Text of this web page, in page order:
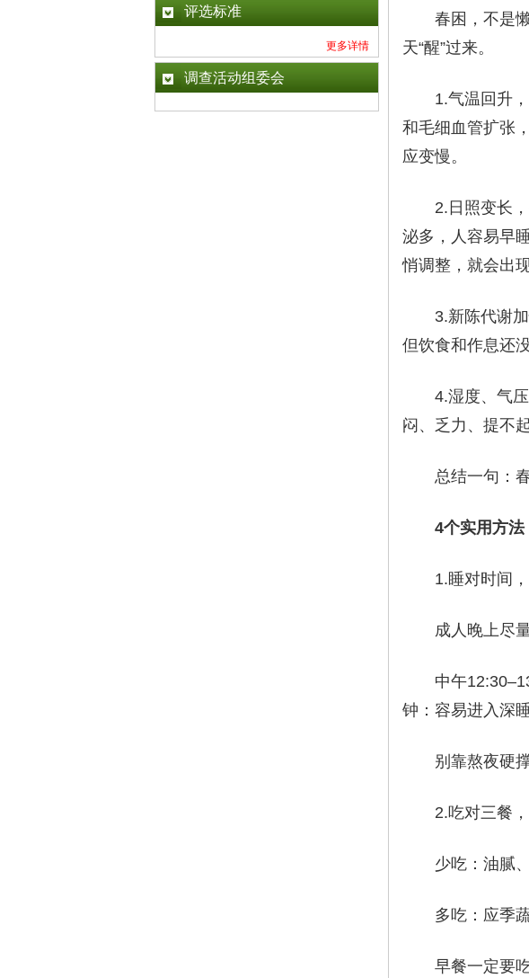
评选标准
更多详情
调查活动组委会
春困，不是
天“醒”过来。
1.气温回升
和毛细血管扩张
应变慢。
2.日照变长
泌多，人容易早
悄调整，就会出
3.新陈代谢
但饮食和作息还
4.湿度、气
闷、乏力、提不
总结一句：
4个实用方
1.睡对时间
成人晚上尽
中午
钟：容易进入深
别靠熬夜硬
2.吃对三餐
少吃：油腻
多吃：应季
早餐一定要